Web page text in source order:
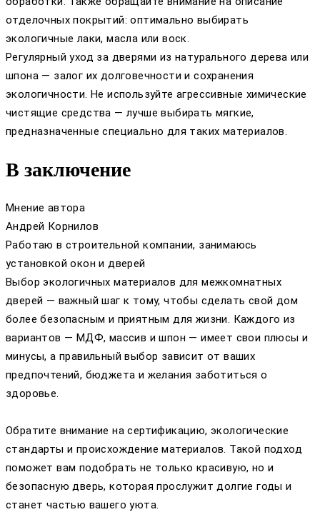
отделочных покрытий: оптимально выбирать
экологичные лаки, масла или воск.
Регулярный уход за дверями из натурального дерева или
шпона — залог их долговечности и сохранения
экологичности. Не используйте агрессивные химические
чистящие средства — лучше выбирать мягкие,
предназначенные специально для таких материалов.
В заключение
Мнение автора
Андрей Корнилов
Работаю в строительной компании, занимаюсь
установкой окон и дверей
Выбор экологичных материалов для межкомнатных
дверей — важный шаг к тому, чтобы сделать свой дом
более безопасным и приятным для жизни. Каждого из
вариантов — МДФ, массив и шпон — имеет свои плюсы и
минусы, а правильный выбор зависит от ваших
предпочтений, бюджета и желания заботиться о
здоровье.
Обратите внимание на сертификацию, экологические
стандарты и происхождение материалов. Такой подход
поможет вам подобрать не только красивую, но и
безопасную дверь, которая прослужит долгие годы и
станет частью вашего уюта.